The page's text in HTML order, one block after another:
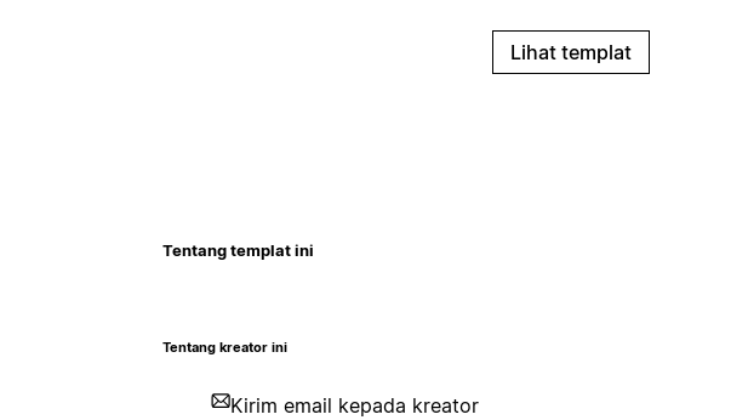
Lihat templat
Tentang templat ini
Tentang kreator ini
Kirim email kepada kreator